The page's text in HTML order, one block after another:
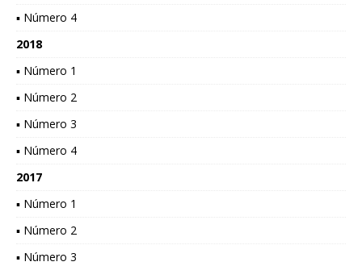
▪ Número 4
2018
▪ Número 1
▪ Número 2
▪ Número 3
▪ Número 4
2017
▪ Número 1
▪ Número 2
▪ Número 3